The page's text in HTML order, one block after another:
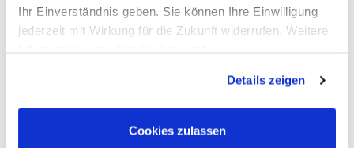
Ihr Einverständnis geben. Sie können Ihre Einwilligung
jederzeit mit Wirkung für die Zukunft widerrufen. Weitere
Details zeigen
Cookies zulassen
ab:
ab 16,55€